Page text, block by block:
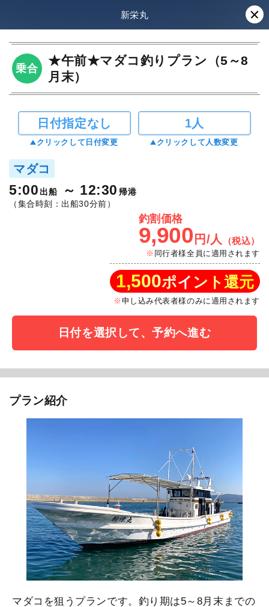
新栄丸
乗合
★午前★マダコ釣りプラン（5～8
月末）
日付指定なし
クリックして日付変更
1人
クリックして人数変更
マダコ
5:00 出船 12:30 帰港
（集合時刻：出船30分前）
釣割価格
9,900 円/人 （税込）
同行者様全員に適用されます
1,500ポイント還元
申し込み代表者様のみに適用されます
日付を選択して、予約へ進む
プラン紹介
マダコを狙うプランです。釣り期は5～8月末までの